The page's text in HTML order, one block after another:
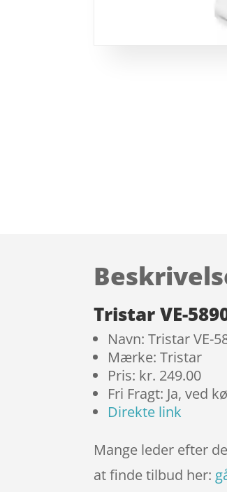
Tristar VE-
Navn: Tristar VE-
Mærke: Tristar
Pris: kr. 249.00
Fri Fragt: Ja, ved
Direkte link
Mange leder efter
at finde tilbud her: